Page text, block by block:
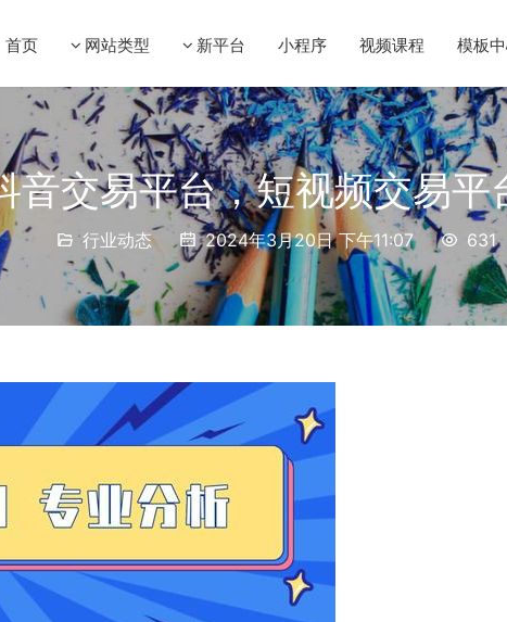
首页 网站类型 新平台 小程序 视频课程 模板
音交易平台，短视频交易平
行业动态 2024年3月20日 下午11:07 631